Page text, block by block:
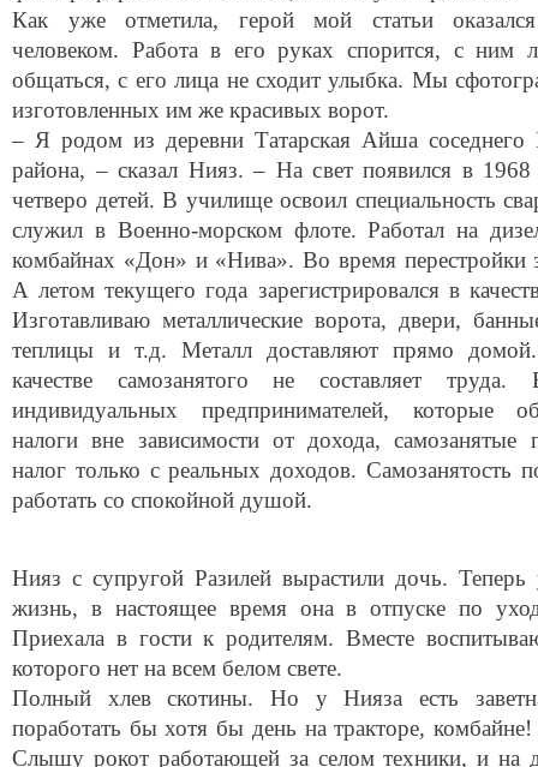
Как уже отметила, герой мой статьи
человеком. Работа в его руках спорится, с ним
общаться, с его лица не сходит улыбка. Мы
изготовленных им же красивых ворот.
– Я родом из деревни Татарская Айша соседнего
района, – сказал Нияз. – На свет появился в
четверо детей. В училище освоил специальность
служил в Военно-морском флоте. Работал на
комбайнах «Дон» и «Нива». Во время перестройки
А летом текущего года зарегистрировался в
Изготавливаю металлические ворота, двери,
теплицы и т.д. Металл доставляют прямо
качестве самозанятого не составляет
индивидуальных предпринимателей, которые
налоги вне зависимости от дохода, самозанятые
налог только с реальных доходов. Самозанятость
работать со спокойной душой.
Нияз с супругой Разилей вырастили дочь.
жизнь, в настоящее время она в отпуске по
Приехала в гости к родителям. Вместе
которого нет на всем белом свете.
Полный хлев скотины. Но у Нияза есть
поработать бы хотя бы день на тракторе,
Слышу рокот работающей за селом техники, и на